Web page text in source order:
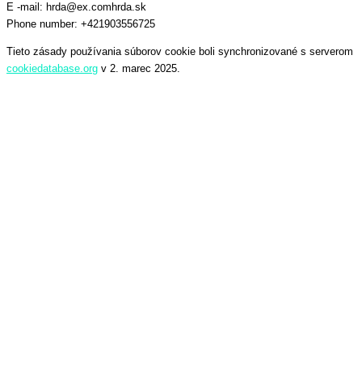
E -mail: hrda@ex.com hrda.sk
Phone number: +421903556725
Tieto zásady používania súborov cookie boli synchronizované s serverom
cookiedatabase.org v 2. marec 2025.